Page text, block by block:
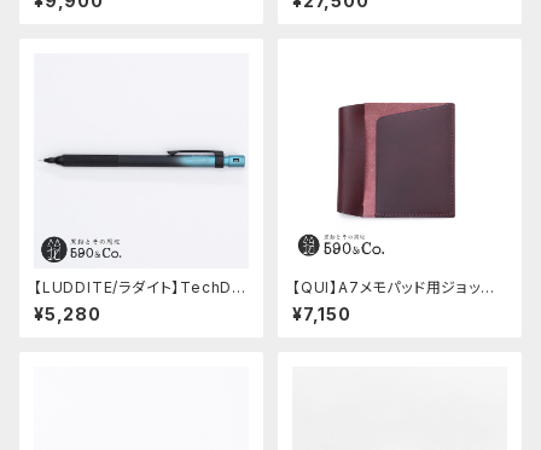
ニョ)
【LUDDITE/ラダイト】TechDra
w2 グラデーションモデル (LDB
-MP2GB1-05)
¥5,280
【QUI】A7メモパッド用ジョッタ
ー・ブッテーロ (ワイン)
¥7,150